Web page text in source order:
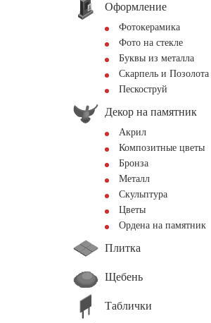
Оформление
Фотокерамика
Фото на стекле
Буквы из металла
Скарпель и Позолота
Пескоструй
Декор на памятник
Акрил
Композитные цветы
Бронза
Металл
Скульптура
Цветы
Ордена на памятник
Плитка
Щебень
Таблички